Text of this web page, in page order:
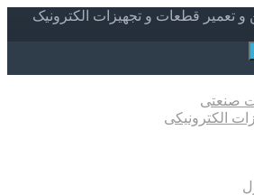
تعمیر قطعات و تجهیزات الکترونیک
صنعتی
الکترونیکی